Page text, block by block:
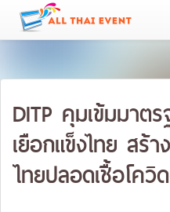
DITP คุมเข้มมาต
เยือกแข็งไทย สร้
ไทยปลอดเชื้อโควิ